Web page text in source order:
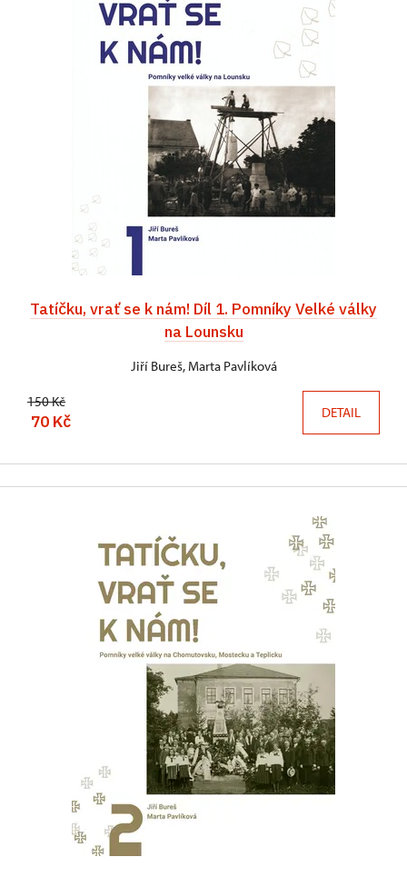
Tatíčku, vrať se k nám! Díl 1. Pomníky Velké války
na Lounsku
Jiří Bureš, Marta Pavlíková
150 Kč
70 Kč DETAIL